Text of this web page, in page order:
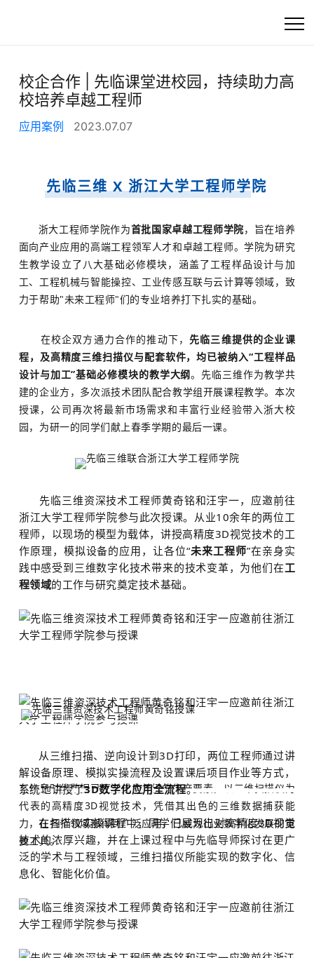
首页
高精度工业3D扫描
客户支持
资讯
关于我们
校企合作 | 先临课堂进校园，持续助力高
校培养卓越工程师
应用案例 2023.07.07
先临三维 X 浙江大学工程师学院
浙大工程师学院作为首批国家卓越工程师学院，旨在培养
面向产业应用的高端工程领军人才和卓越工程师。学院为研究
生教学设立了八大基础必修模块，涵盖了工程样品设计与加
工、工程机械与智能操控、工业传感互联与云计算等领域，致
力于帮助"未来工程师"们的专业培养打下扎实的基础。
在校企双方通力合作的推动下，先临三维提供的企业课
程，及高精度三维扫描仪与配套软件，均已被纳入“工程样品
设计与加工”基础必修模块的教学大纲。先临三维作为教学共
建的企业方，多次派技术团队配合教学组开展课程教学。本次
授课，公司再次将最新市场需求和丰富行业经验带入浙大校
园，为研一的同学们献上春季学期的最后一课。
先临三维资深技术工程师黄奇铭和汪宇一，应邀前往
浙江大学工程师学院参与此次授课。从业10余年的两位工
程师，以现场的模型为载体，讲授高精度3D视觉技术的工
作原理，模拟设备的应用，让各位“未来工程师”在亲身实
践中感受到三维数字化技术带来的技术变革，为他们在工
程领域的工作与研究奠定技术基础。
在信息时代数据已逐渐成为关键的生产要素。以三维扫描仪为
代表的高精度3D视觉技术，凭借其出色的三维数据捕获能
力，在各个领域都得到广泛应用，已成为行业数字化发展的重
要工具。
从三维扫描、逆向设计到3D打印，两位工程师通过讲
解设备原理、模拟实操流程及设置课后项目作业等方式，
系统地讲授了3D数字化应用全流程。
在扫描仪实操课程中，同学们展现出对高精度3D视觉
技术的浓厚兴趣，并在上课过程中与先临导师探讨在更广
泛的学术与工程领域，三维扫描仪所能实现的数字化、信
息化、智能化价值。